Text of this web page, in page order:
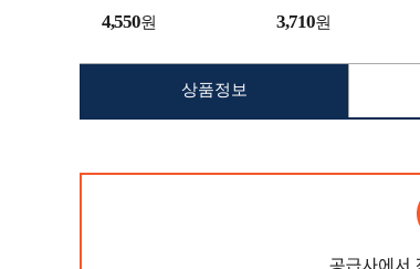
4,550원 3,710원
상품정보